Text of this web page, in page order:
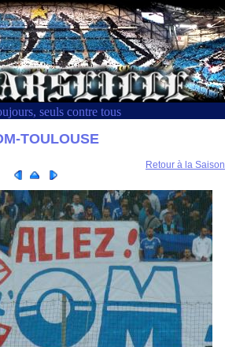
seuls contre tous
TOULOUSE
Retour à la Saison